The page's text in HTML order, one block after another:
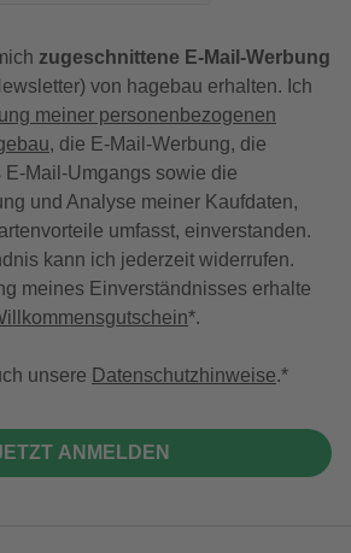
zugeschnittene E-Mail-Werbung
von hagebau erhalten. Ich
meiner personenbezogenen
, die E-Mail-Werbung, die
Mail-Umgangs sowie die
und Analyse meiner Kaufdaten,
umfasst, einverstanden.
kann ich jederzeit widerrufen.
meines Einverständnisses erhalte
*.
unsere Datenschutzhinweise.
ANMELDEN